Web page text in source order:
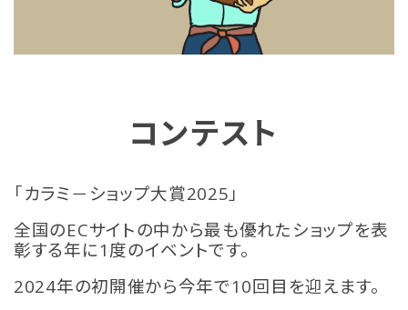
コンテスト
「カラミ－ショップ大賞2025」
全国のECサイトの中から最も優れたショップを表
彰する年に1度のイベントです。
2024年の初開催から今年で10回目を迎えます。